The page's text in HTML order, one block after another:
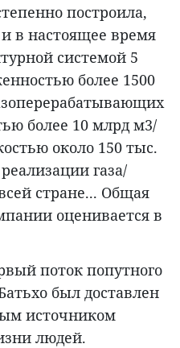
построила,
в настоящее время
системой 5
более 1500
более 10 млрд м3/
около 150 тыс.
газа/
стране... Общая
оценивается в
поток попутного
был доставлен
источником
людей.